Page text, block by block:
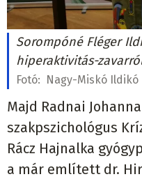
Sorompóné Fléger
hiperaktivitás-
Fotó: Nagy-Miskó Ildikó
Majd Radnai
szakpszichológus
Rácz Hajnalka
a már említett dr.